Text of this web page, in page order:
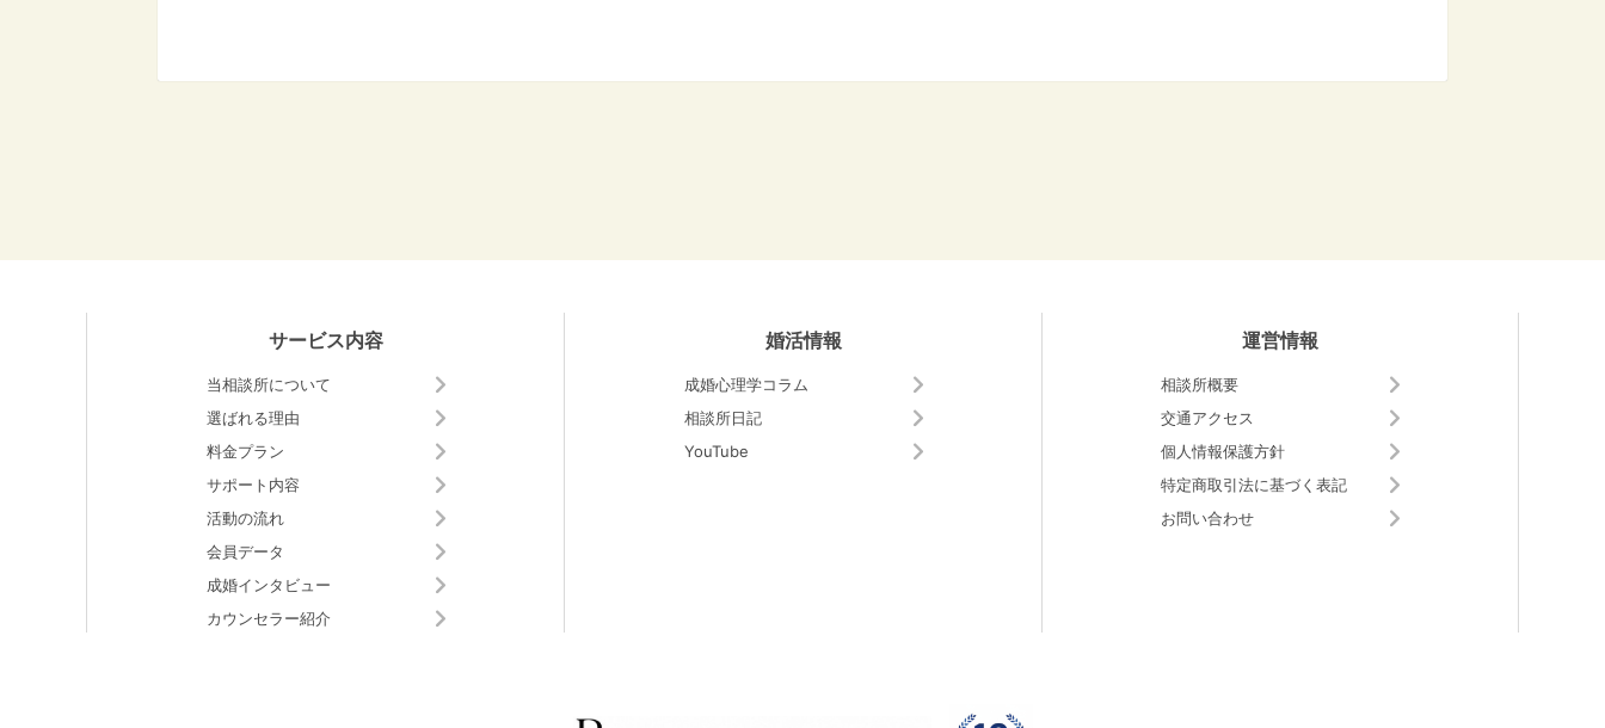
サービス内容
当相談所について
選ばれる理由
料金プラン
サポート内容
活動の流れ
会員データ
成婚インタビュー
カウンセラー紹介
婚活情報
成婚心理学コラム
相談所日記
YouTube
運営情報
相談所概要
交通アクセス
個人情報保護方針
特定商取引法に基づく表記
お問い合わせ